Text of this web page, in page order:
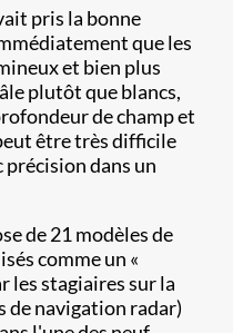
pris la bonne
que les
et bien plus
plutôt que blancs,
de champ et
être très difficile
précision dans un
de 21 modèles de
comme un «
les stagiaires sur la
de navigation radar)